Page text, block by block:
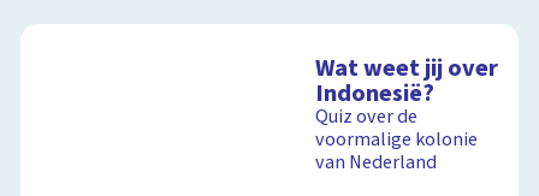
Wat weet jij over
Indonesië?
Quiz over de
voormalige kolonie
van Nederland